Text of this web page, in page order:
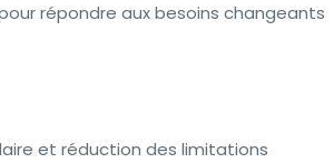
répondre aux besoins changeants
et réduction des limitations